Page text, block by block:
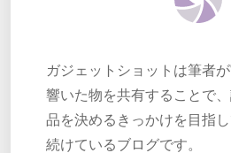
ガジェットショットは筆者
響いた物を共有することで
品を決めるきっかけを目指
続けているブログです。